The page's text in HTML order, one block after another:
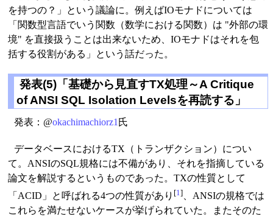
を持つの？」という議論に。例えばIOモナドについては
「関数型言語でいう関数（数学における関数）は "外部の環
境" を直接扱うことは出来ないため、IOモナドはそれを包
括する役割がある」という話だった。
発表(5)「基礎から見直すTX処理～A Critique
of ANSI SQL Isolation Levelsを再読する」
発表：@okachimachiorz1 氏
データベースにおけるTX（トランザクション）につい
て。ANSIのSQL規格には不備があり、それを指摘している
論文を解説するというものであった。TXの性質として
「ACID」と呼ばれる4つの性質があり [1 ] 、ANSIの規格では
これらを満たせないケースが挙げられていた。またそのた